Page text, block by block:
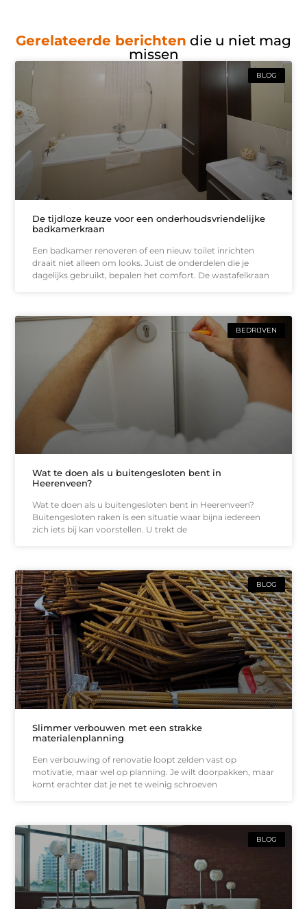
Gerelateerde berichten die u niet mag
missen
BLOG
De tijdloze keuze voor een onderhoudsvriendelijke
badkamerkraan
Een badkamer renoveren of een nieuw toilet inrichten
draait niet alleen om looks. Juist de onderdelen die je
dagelijks gebruikt, bepalen het comfort. De wastafelkraan
BEDRIJVEN
Wat te doen als u buitengesloten bent in
Heerenveen?
Wat te doen als u buitengesloten bent in Heerenveen?
Buitengesloten raken is een situatie waar bijna iedereen
zich iets bij kan voorstellen. U trekt de
BLOG
Slimmer verbouwen met een strakke
materialenplanning
Een verbouwing of renovatie loopt zelden vast op
motivatie, maar wel op planning. Je wilt doorpakken, maar
komt erachter dat je net te weinig schroeven
BLOG